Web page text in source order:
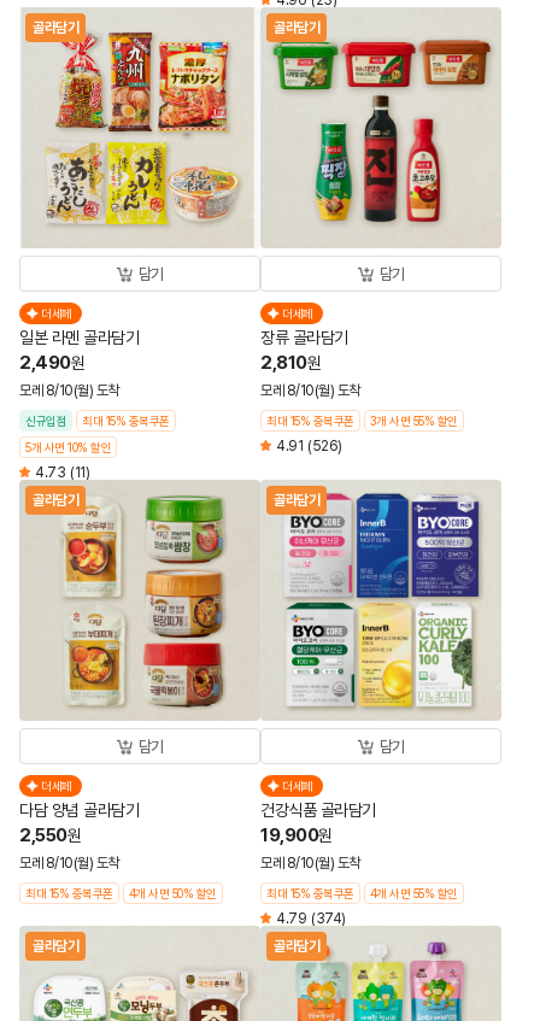
골라담기
담기
더세페
일본 라멘 골라담기
2,490원
모레 8/10(월) 도착
신규입점
최대 15% 중복쿠폰
5개 사면 10% 할인
4.73 (11)
골라담기
담기
더세페
장류 골라담기
2,810원
모레 8/10(월) 도착
최대 15% 중복쿠폰 3개 사면 55% 할인
4.91 (526)
골라담기
담기
더세페
다담 양념 골라담기
2,550원
모레 8/10(월) 도착
최대 15% 중복쿠폰 4개 사면 50% 할인
골라담기
담기
더세페
건강식품 골라담기
19,900원
모레 8/10(월) 도착
최대 15% 중복쿠폰 4개 사면 55% 할인
4.79 (374)
골라담기
골라담기